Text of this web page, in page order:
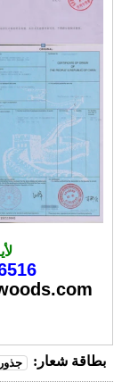
بطاقة شعار: